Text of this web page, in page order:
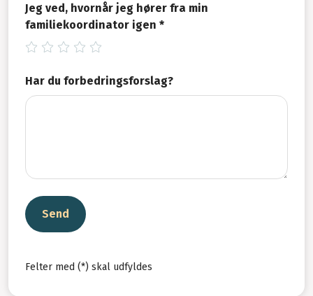
Jeg ved, hvornår jeg hører fra min
familiekoordinator igen *
Har du forbedringsforslag?
Send
Felter med (*) skal udfyldes